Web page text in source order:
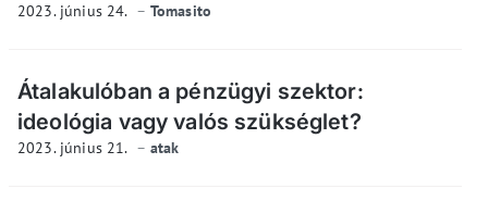
2023. június 24. Tomasito
Átalakulóban a pénzügyi szektor:
ideológia vagy valós szükséglet?
2023. június 21. atak